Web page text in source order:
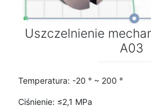
Uszczelnienie
A03
Temperatura: -20 ° ~ 200 °
Ciśnienie: ≤2,1 MPa